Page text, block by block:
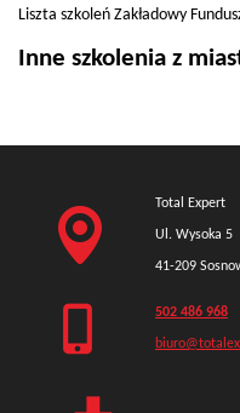
Liszta szkoleń Zakładowy
Inne szkolenia z
Total Expert
Ul. Wysoka 5
41-209
502 486 968